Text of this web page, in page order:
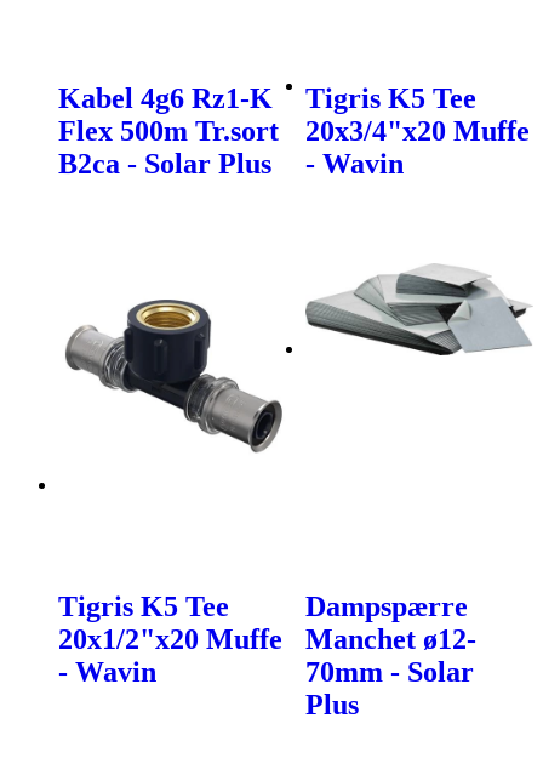
Kabel 4g6 Rz1-K
Flex 500m Tr.sort
B2ca - Solar Plus
Tigris K5 Tee
20x3/4"x20 Muffe
- Wavin
Tigris K5 Tee
20x1/2"x20 Muffe
- Wavin
Dampspærre
Manchet ø12-
70mm - Solar
Plus